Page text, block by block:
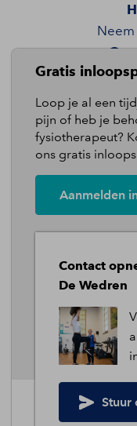
Neem
2026 ©
Gratis
Loop je al een
pijn of heb je
fysiotherapeut?
ons gratis
Aanmelden
Contact
De Wedren
Stuur